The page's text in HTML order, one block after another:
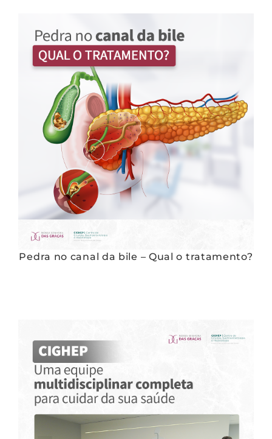
Pedra no canal da bile – Qual o tratamento?